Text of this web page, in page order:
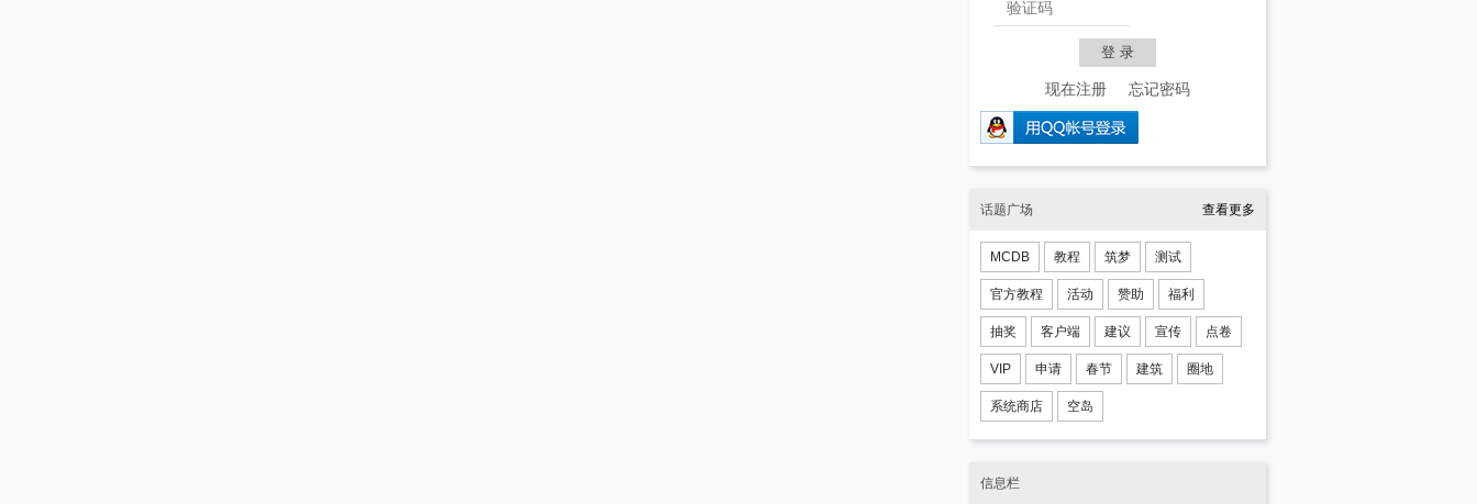
现在注册 忘记密码
话题广场 查看更多
MCDB 教程 筑梦 测试
官方教程 活动 赞助 福利
抽奖 客户端 建议 宣传 点卷
VIP 申请 春节 建筑 圈地
系统商店 空岛
信息栏